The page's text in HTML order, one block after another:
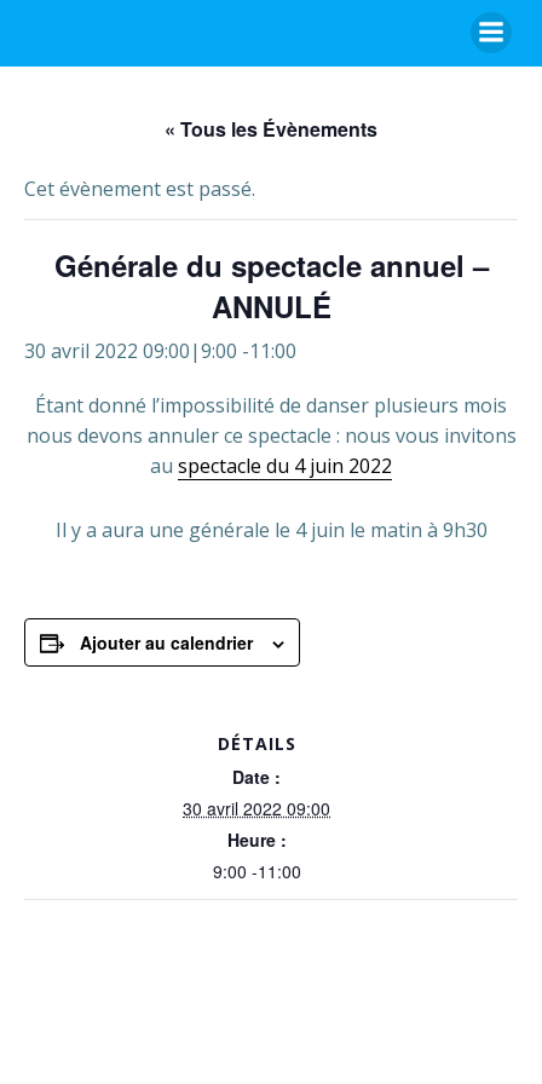
contenu
« Tous les Évènements
Cet évènement est passé.
Générale du spectacle annuel –
ANNULÉ
30 avril 2022 09:00|9:00 -11:00
Étant donné l’impossibilité de danser plusieurs mois
nous devons annuler ce spectacle : nous vous invitons
au spectacle du 4 juin 2022
Il y a aura une générale le 4 juin le matin à 9h30
Ajouter au calendrier
DÉTAILS
Date :
30 avril 2022 09:00
Heure :
9:00 -11:00